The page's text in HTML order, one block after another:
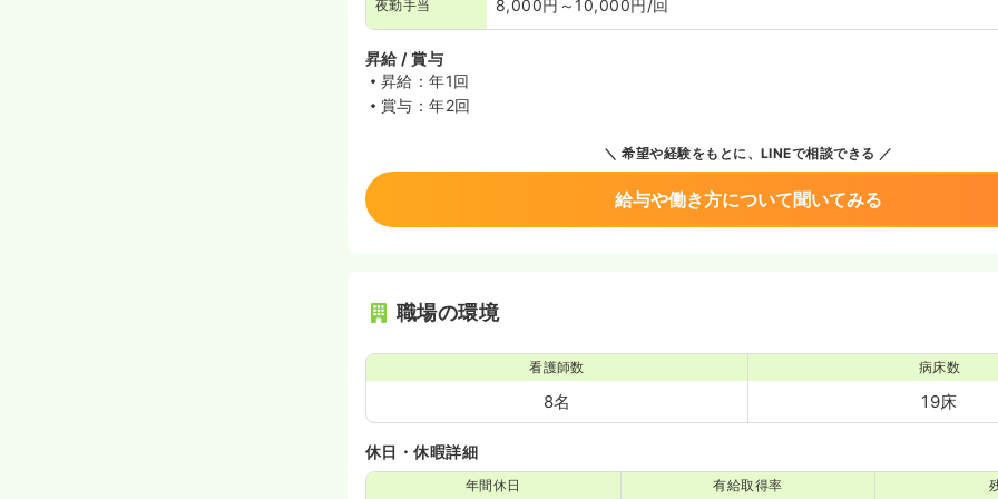
夜勤手当 8,000円～10,000円/回
昇給 / 賞与
昇給：年1回
賞与：年2回
希望や経験をもとに、LINEで相談できる
給与や働き方について聞いてみる
職場の環境
看護師数
8名
病床数
19床
休日・休暇詳細
年間休日 有給取得率